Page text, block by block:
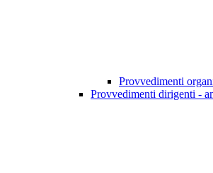
Provvedimenti
Provvedimenti dirigenti -